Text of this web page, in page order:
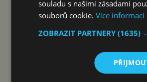
souladu s našimi zásadami
souborů cookie.Více informací
ZOBRAZIT PARTNERY(1635)